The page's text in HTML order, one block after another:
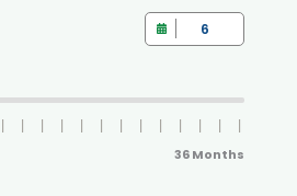
36 Months